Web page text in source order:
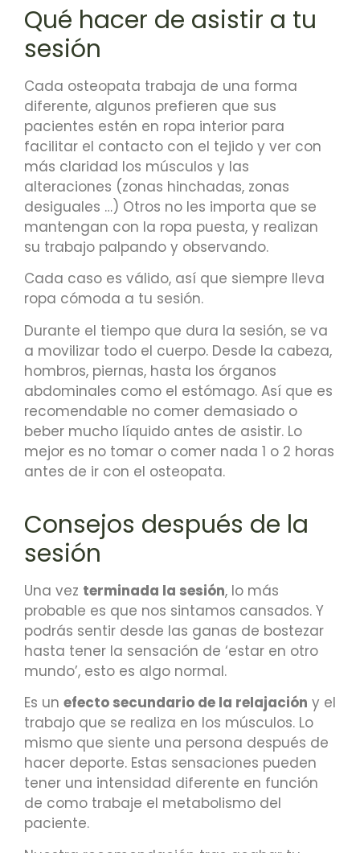
Qué hacer de asistir a tu
sesión
Cada osteopata trabaja de una forma
diferente, algunos prefieren que sus
pacientes estén en ropa interior para
facilitar el contacto con el tejido y ver con
más claridad los músculos y las
alteraciones (zonas hinchadas, zonas
desiguales …) Otros no les importa que se
mantengan con la ropa puesta, y realizan
su trabajo palpando y observando.
Cada caso es válido, así que siempre lleva
ropa cómoda a tu sesión.
Durante el tiempo que dura la sesión, se va
a movilizar todo el cuerpo. Desde la cabeza,
hombros, piernas, hasta los órganos
abdominales como el estómago. Así que es
recomendable no comer demasiado o
beber mucho líquido antes de asistir. Lo
mejor es no tomar o comer nada 1 o 2 horas
antes de ir con el osteopata.
Consejos después de la
sesión
Una vez terminada la sesión, lo más
probable es que nos sintamos cansados. Y
podrás sentir desde las ganas de bostezar
hasta tener la sensación de ‘estar en otro
mundo’, esto es algo normal.
Es un efecto secundario de la relajación y el
trabajo que se realiza en los músculos. Lo
mismo que siente una persona después de
hacer deporte. Estas sensaciones pueden
tener una intensidad diferente en función
de como trabaje el metabolismo del
paciente.